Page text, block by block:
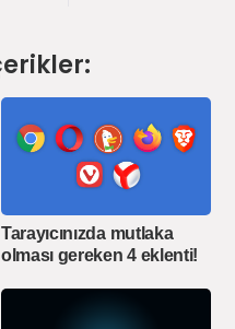
Tarayıcınızda mutlaka
olması gereken 4 eklenti!